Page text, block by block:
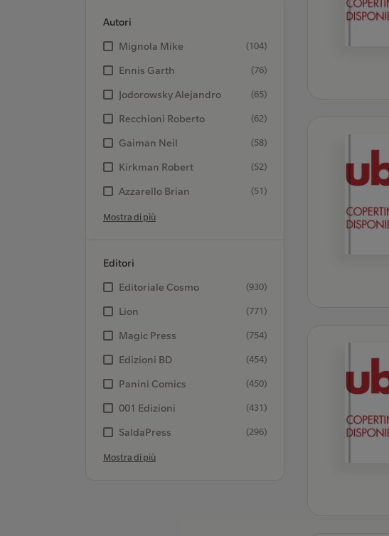
Autori
Mignola Mike
(104)
Ennis Garth (76)
Jodorowsky Alejandro (65)
Recchioni Roberto (62)
Gaiman Neil (58)
Kirkman Robert (52)
Azzarello Brian (51)
Mostra di più
Editori
Editoriale Cosmo
(930)
Lion (771)
Magic Press (754)
Edizioni BD (454)
Panini Comics (450)
001 Edizioni (431)
SaldaPress (296)
Mostra di più